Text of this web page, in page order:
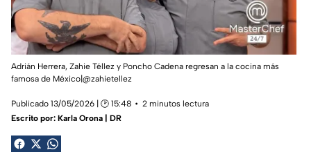
Adrián Herrera, Zahie Téllez y Poncho Cadena regresan a la cocina más
famosa de México|@zahietellez
Publicado 13/05/2026 | 🕑 15:48
2 minutos lectura
Escrito por: Karla Orona | DR